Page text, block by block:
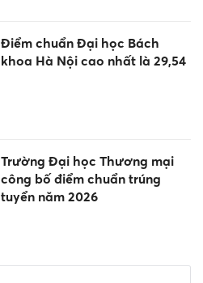
Điểm chuẩn Đại học Bách
khoa Hà Nội cao nhất là 29,54
Trường Đại học Thương mại
công bố điểm chuẩn trúng
tuyển năm 2026